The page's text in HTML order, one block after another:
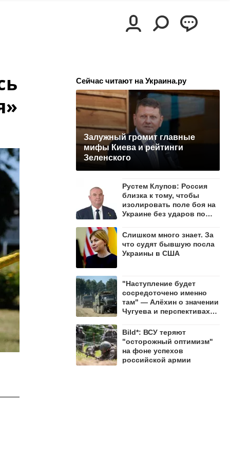
Сейчас читают на Украина.ру
Залужный громит главные
мифы Киева и рейтинги
Зеленского
Рустем Клупов: Россия
близка к тому, чтобы
изолировать поле боя на
Украине без ударов по
Слишком много знает. За
что судят бывшую посла
Украины в США
"Наступление будет
сосредоточено именно
там" — Алёхин о значении
Чугуева и перспективах
Bild*: ВСУ теряют
"осторожный оптимизм"
на фоне успехов
российской армии